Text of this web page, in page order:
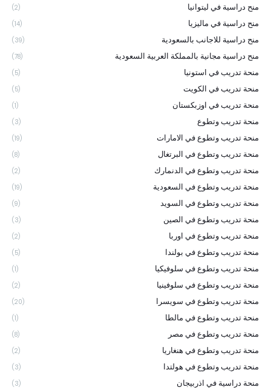
منح دراسية في ليتوانيا (2)
منح دراسية في ماليزيا (14)
منح دراسية للاجانب بالسعودية (39)
منح دراسية مجانية بالمملكة العربية السعودية (78)
منحة تدريب في استونيا (5)
منحة تدريب في الكويت (5)
منحة تدريب في اوزبكستان (1)
منحة تدريب وتطوع (3)
منحة تدريب وتطوع في الامارات (19)
منحة تدريب وتطوع في البرتغال (8)
منحة تدريب وتطوع في الدنمارك (2)
منحة تدريب وتطوع في السعودية (19)
منحة تدريب وتطوع في السويد (9)
منحة تدريب وتطوع في الصين (3)
منحة تدريب وتطوع في اوربا (2)
منحة تدريب وتطوع في بولندا (5)
منحة تدريب وتطوع في سلوفيكيا (1)
منحة تدريب وتطوع في سلوفينيا (2)
منحة تدريب وتطوع في سويسرا (20)
منحة تدريب وتطوع في مالطا (1)
منحة تدريب وتطوع في مصر (8)
منحة تدريب وتطوع في هنغاريا (2)
منحة تدريب وتطوع في هولتدا (3)
منحة دراسية في اذربيجان (3)